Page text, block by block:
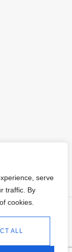
serve
traffic. By
cookies.
ALL
Política de
privacidad
Política de cookies